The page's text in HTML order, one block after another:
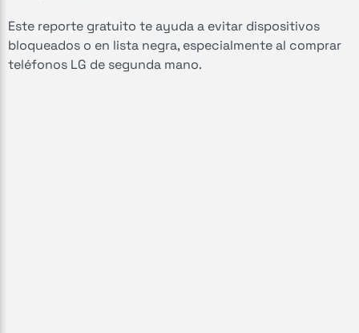
Este reporte gratuito te ayuda a evitar dispositivos
bloqueados o en lista negra, especialmente al comprar
teléfonos LG de segunda mano.